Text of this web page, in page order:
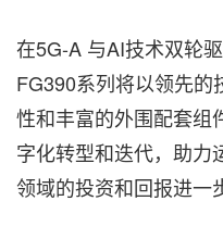
在5G-A 与AI技术双轮
FG390系列将以领先
性和丰富的外围配套组
字化转型和迭代，助力
领域的投资和回报进一